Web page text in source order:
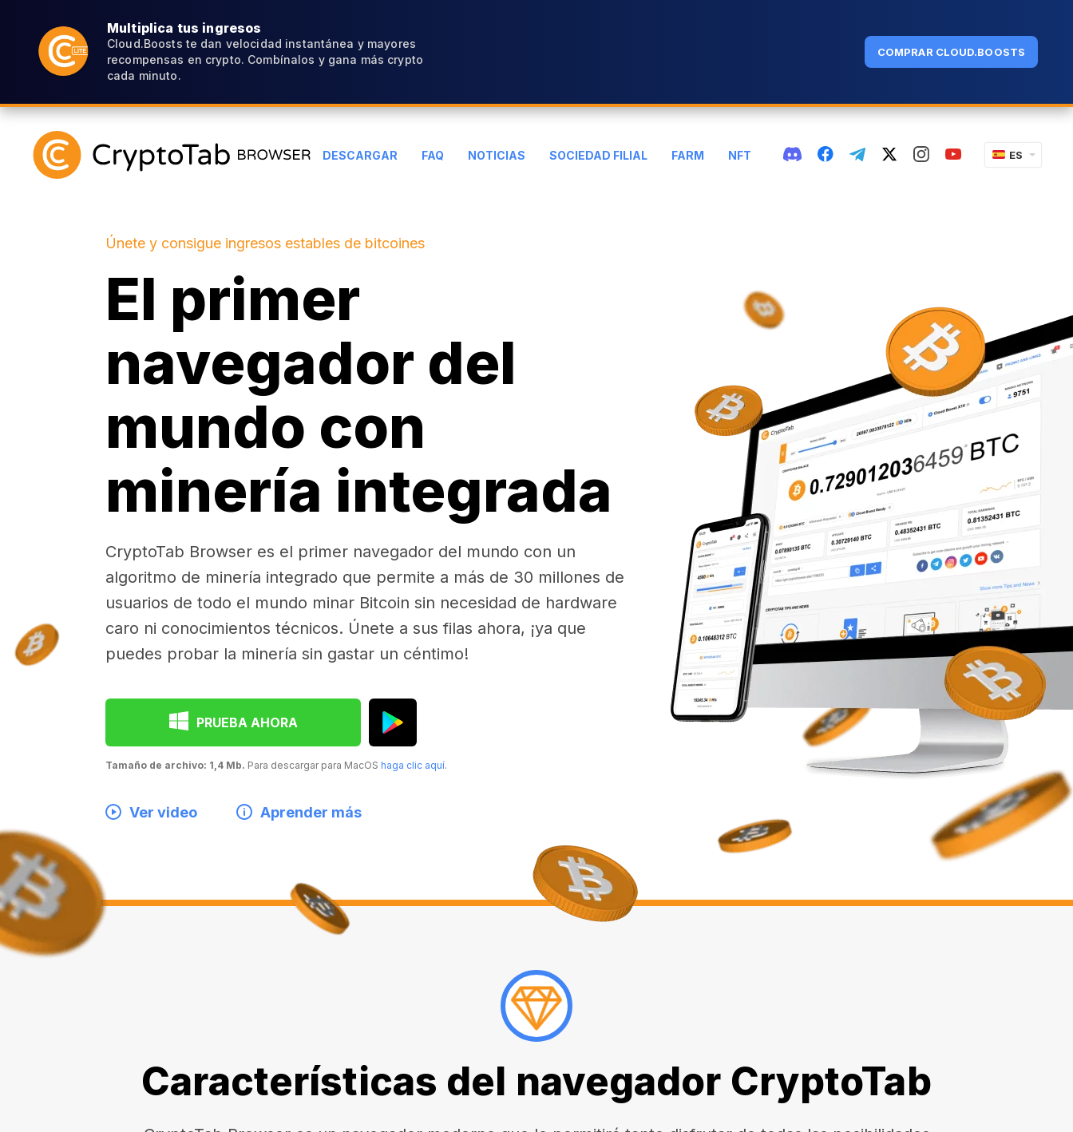
Multiplica tus ingresos
Cloud.Boosts te dan velocidad instantánea y mayores
recompensas en crypto. Combínalos y gana más crypto
cada minuto.
COMPRAR CLOUD.BOOSTS
DESCARGAR FAQ NOTICIAS SOCIEDAD FILIAL FARM NFT ES
Únete y consigue ingresos estables de bitcoines
El primer
navegador del
mundo con
minería integrada
CryptoTab Browser es el primer navegador del mundo con un
algoritmo de minería integrado que permite a más de 30 millones de
usuarios de todo el mundo minar Bitcoin sin necesidad de hardware
caro ni conocimientos técnicos. Únete a sus filas ahora, ¡ya que
puedes probar la minería sin gastar un céntimo!
PRUEBA AHORA
Tamaño de archivo: 1,4 Mb. Para descargar para MacOS haga clic aquí.
Ver video Aprender más
Características del navegador CryptoTab